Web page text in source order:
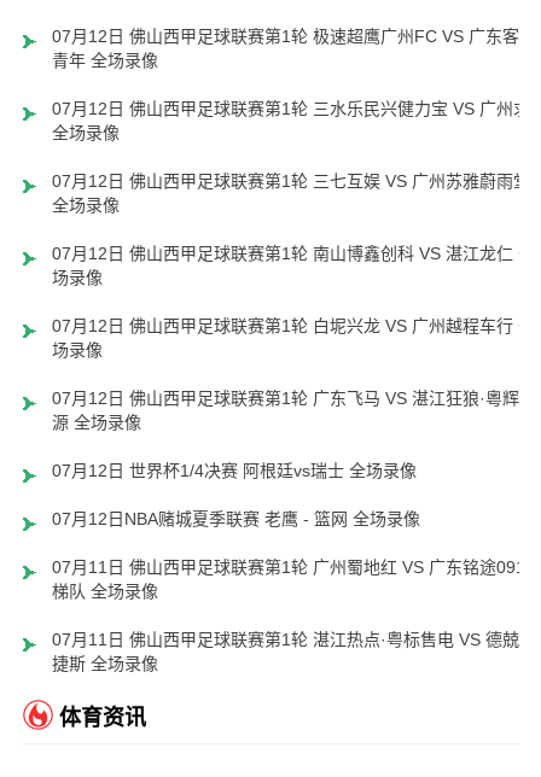
07月12日 佛山西甲足球联赛第1轮 极速超鹰广州FC VS 广东客家
青年 全场录像
07月12日 佛山西甲足球联赛第1轮 三水乐民兴健力宝 VS 广州求
全场录像
07月12日 佛山西甲足球联赛第1轮 三七互娱 VS 广州苏雅蔚雨堂
全场录像
07月12日 佛山西甲足球联赛第1轮 南山博鑫创科 VS 湛江龙仁 全
场录像
07月12日 佛山西甲足球联赛第1轮 白坭兴龙 VS 广州越程车行 全
场录像
07月12日 佛山西甲足球联赛第1轮 广东飞马 VS 湛江狂狼·粵辉能
源 全场录像
07月12日 世界杯1/4决赛 阿根廷vs瑞士 全场录像
07月12日NBA赌城夏季联赛 老鹰 - 篮网 全场录像
07月11日 佛山西甲足球联赛第1轮 广州蜀地红 VS 广东铭途0910
梯队 全场录像
07月11日 佛山西甲足球联赛第1轮 湛江热点·粤标售电 VS 德兢艾
捷斯 全场录像
体育资讯